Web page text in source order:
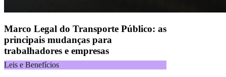
Marco Legal do Transporte Público: as
principais mudanças para
trabalhadores e empresas
Leis e Benefícios